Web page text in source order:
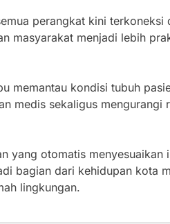
perangkat kini terkoneksi
masyarakat menjadi lebih
memantau kondisi tubuh
medis sekaligus mengurangi
yang otomatis menyesuaikan
bagian dari kehidupan kota
lingkungan.